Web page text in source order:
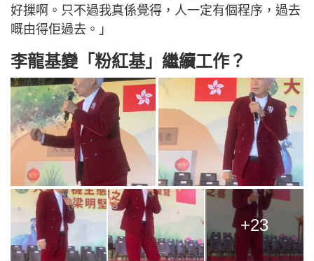
好摷啊。只不過我真係覺得，人一定有個程序，過去
嘅由得佢過去。」
李龍基變「粉紅基」繼續工作？
+23